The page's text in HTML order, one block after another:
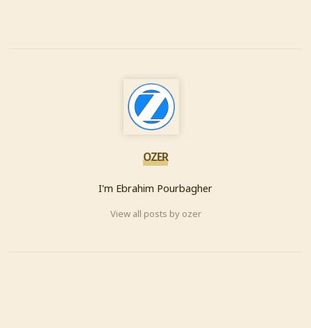
OZER
I'm Ebrahim Pourbagher
View all posts by ozer